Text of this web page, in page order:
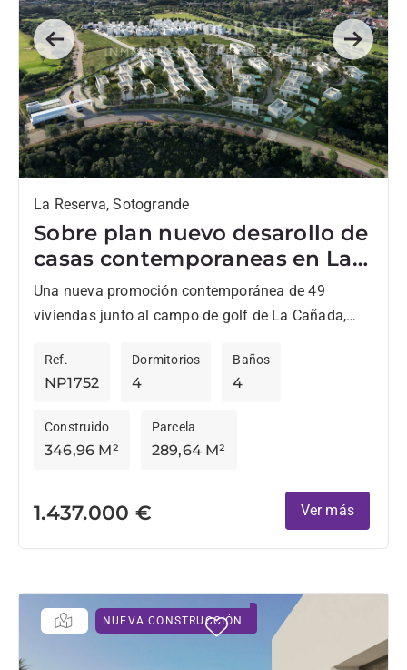
Previous Next
La Reserva, Sotogrande
Sobre plan nuevo desarollo de
casas contemporaneas en La
Reserva
Una nueva promoción contemporánea de 49
viviendas junto al campo de golf de La Cañada,
destaca por su...
NP1752
Ref.
4
Dormitorios
4
Baños
346,96 M²
Construido
289,64 M²
Parcela
1.437.000 € Ver más
NUEVA CONSTRUCCIÓN